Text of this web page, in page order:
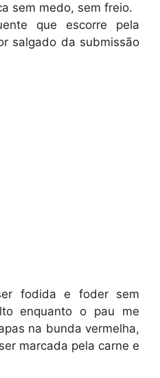
sem medo, sem freio.
que escorre pela
salgado da submissão
fodida e foder sem
enquanto o pau me
na bunda vermelha,
marcada pela carne e